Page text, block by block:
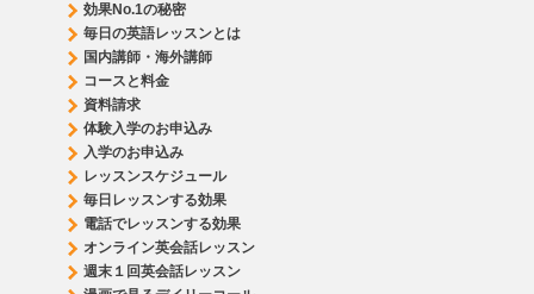
効果No.1の秘密
毎日の英語レッスンとは
国内講師・海外講師
コースと料金
資料請求
体験入学のお申込み
入学のお申込み
レッスンスケジュール
毎日レッスンする効果
電話でレッスンする効果
オンライン英会話レッスン
週末１回英会話レッスン